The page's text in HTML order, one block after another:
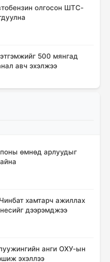
олгосон ШТС-
500 мянгад
авч эхэлжээ
ажлаас нь чөлөөлжээ
6.000 гаруй
Монгол Улсад
тэмцээний үеэр
Японыг чиглэн
өмнөд арлуудыг
хамтарч ажиллах
дээрэмджээ
анги ОХУ-ын
эхэллээ